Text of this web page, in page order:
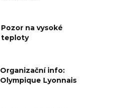
Pozor na vysoké
teploty
Organizační info:
Olympique Lyonnais